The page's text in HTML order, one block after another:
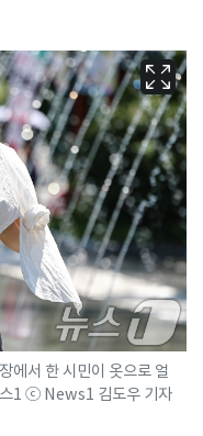
에서 한 시민이 옷으로 얼
1 ⓒ News1 김도우 기자